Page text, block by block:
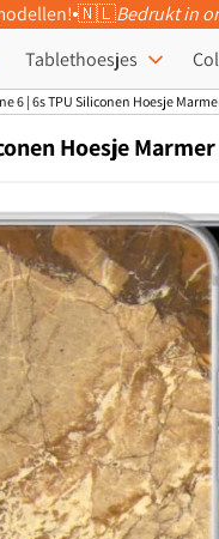
🇳🇱Bedrukt in
Tablethoesjes
6 | 6s TPU Siliconen Hoesje
Hoesje